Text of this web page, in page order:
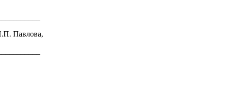
Павлова,